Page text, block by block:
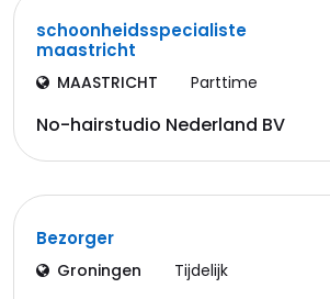
schoonheidsspecialiste
maastricht
MAASTRICHT Parttime
No-hairstudio Nederland BV
Bezorger
Groningen Tijdelijk